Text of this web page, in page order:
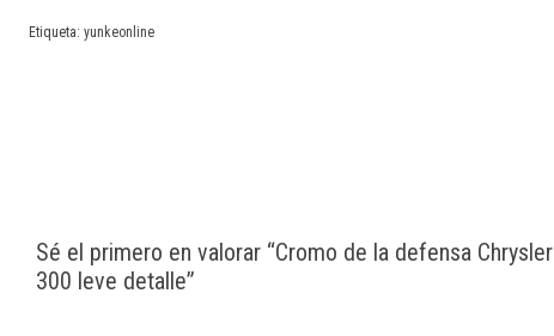
Etiqueta: yunkeonline
Sé el primero en valorar “Cromo de la defensa Chrysler
300 leve detalle”